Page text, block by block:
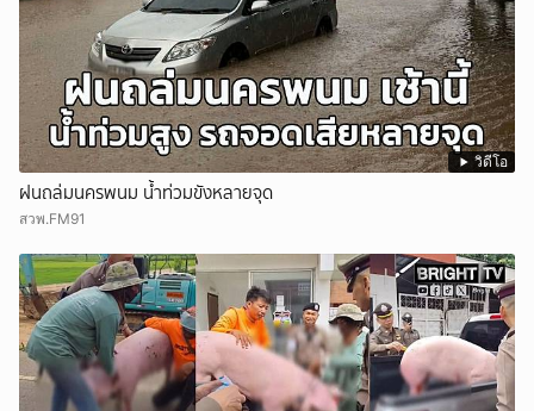
วิดีโอ
ฝนถล่มนครพนม น้ำท่วมขังหลายจุด
สวพ.FM91